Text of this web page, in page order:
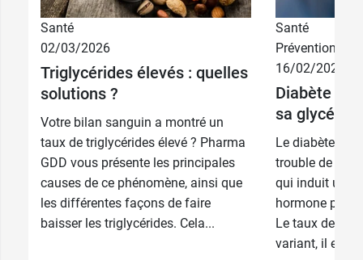
Santé
02/03/2026
Triglycérides élevés : quelles
solutions ?
Votre bilan sanguin a montré un
taux de triglycérides élevé ? Pharma
GDD vous présente les principales
causes de ce phénomène, ainsi que
les différentes façons de faire
baisser les triglycérides. Cela...
Santé
Prévention
16/02/2026
Diabète :
sa
Le diabète est
trouble de
qui induit une
hormone
Le taux de
variant, il est